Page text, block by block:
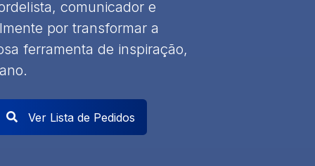
comunicador e
por transformar a
ferramenta de inspiração,
Ver Lista de Pedidos